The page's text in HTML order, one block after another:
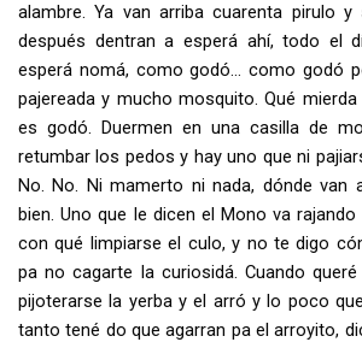
alambre. Ya van arriba cuarenta pirulo
después dentran a esperá ahí, todo el
esperá nomá, como godó… como godó
pajereada y mucho mosquito. Qué
es godó. Duermen en una casilla de
retumbar los pedos y hay uno que ni
No. No. Ni mamerto ni nada, dónde van
bien. Uno que le dicen el Mono va
con qué limpiarse el culo, y no te digo
pa no cagarte la curiosidá. Cuando
pijoterarse la yerba y el arró y lo poco
tanto tené do que agarran pa el arroyito,